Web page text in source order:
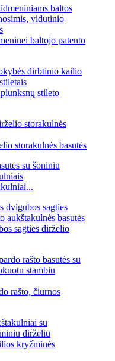
baltojo patento
stileto
storakulnės basutės
sagties dirželio
rašto, čiurnos
kryžminės